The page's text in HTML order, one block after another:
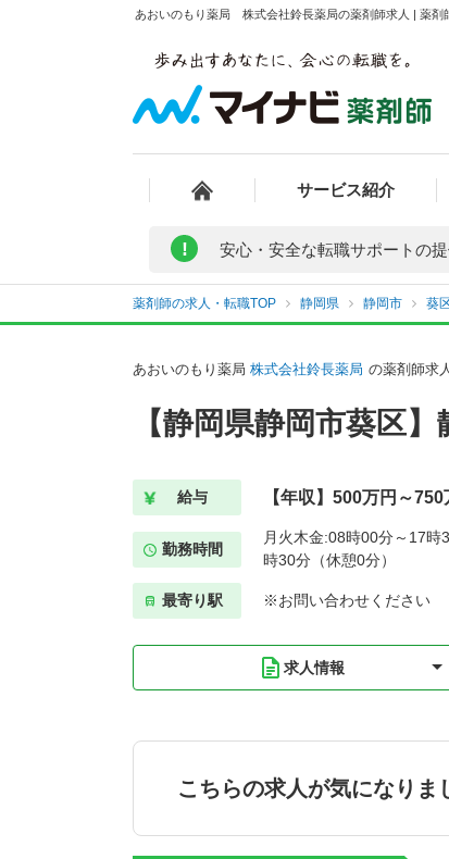
あおいのもり薬局 株式会社鈴長薬局の薬剤師求人 | 薬剤
サービス紹介
! 安心・安全な転職サポートの提
薬剤師の求人・転職TOP 静岡県 静岡市 葵
あおいのもり薬局 株式会社鈴長薬局 の薬剤師求人
【静岡県静岡市葵区
給与 【年収】500万円～750
勤務時間
月火木金:08時00分～17時
時30分（休憩0分）
最寄り駅 ※お問い合わせください
求人情報
こちらの求人が気になりま